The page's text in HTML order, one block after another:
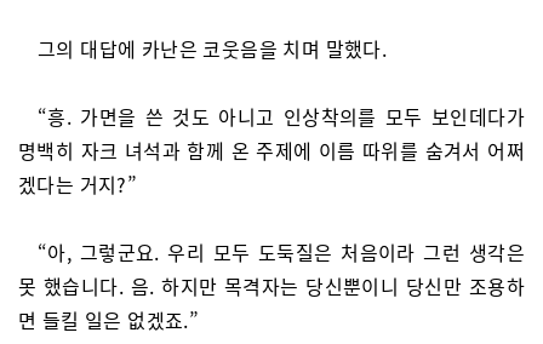
그의 대답에 카난은 코웃음을 치며 말했다.
“흥. 가면을 쓴 것도 아니고 인상착의를 모두 보인데다가
명백히 자크 녀석과 함께 온 주제에 이름 따위를 숨겨서 어쩌
겠다는 거지?”
“아, 그렇군요. 우리 모두 도둑질은 처음이라 그런 생각은
못 했습니다. 음. 하지만 목격자는 당신뿐이니 당신만 조용하
면 들킬 일은 없겠죠.”